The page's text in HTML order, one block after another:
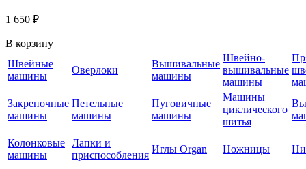
1 650 ₽
В корзину
Швейные
машины
Оверлоки
Вышивальные
машины
Швейно-
вышивальные
машины
Закрепочные
машины
Петельные
машины
Пуговичные
машины
Машины
циклического
шитья
Колонковые
машины
Лапки и
приспособления
Иглы Organ Ножницы